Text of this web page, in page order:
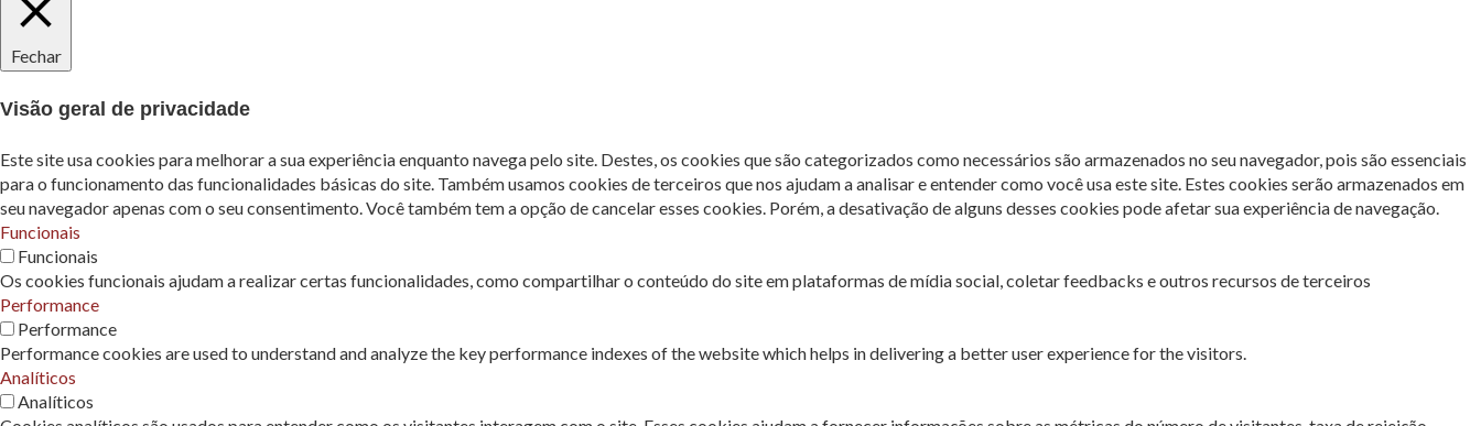
Fechar
Visão geral de privacidade
Este site usa cookies para melhorar a sua experiência enquanto navega pelo site. Destes, os cookies que são categorizados como necessários são armazenados no seu navegador, pois são essenciais
para o funcionamento das funcionalidades básicas do site. Também usamos cookies de terceiros que nos ajudam a analisar e entender como você usa este site. Estes cookies serão armazenados em
seu navegador apenas com o seu consentimento. Você também tem a opção de cancelar esses cookies. Porém, a desativação de alguns desses cookies pode afetar sua experiência de navegação.
Funcionais
Funcionais
Os cookies funcionais ajudam a realizar certas funcionalidades, como compartilhar o conteúdo do site em plataformas de mídia social, coletar feedbacks e outros recursos de terceiros
Performance
Performance
Performance cookies are used to understand and analyze the key performance indexes of the website which helps in delivering a better user experience for the visitors.
Analíticos
Analíticos